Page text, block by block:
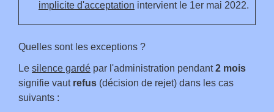
implicite d'acceptation intervient le 1er mai 2022.
Quelles sont les exceptions ?
Le silence gardé par l'administration pendant2 mois
signifie vaut refus (décision de rejet) dans les cas
suivants :